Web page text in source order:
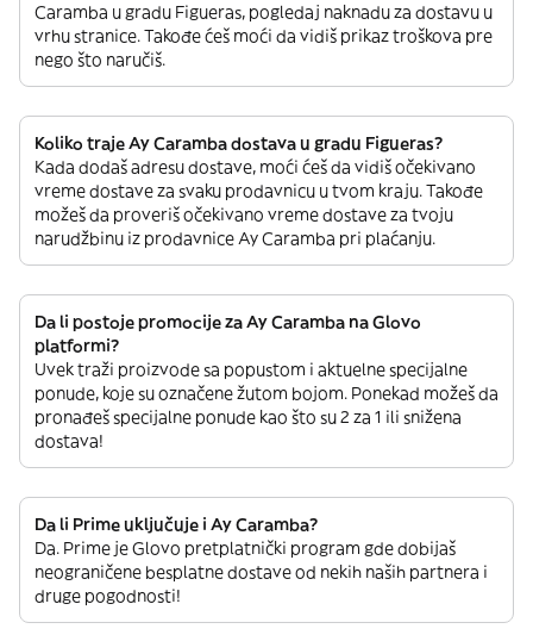
Caramba u gradu Figueras, pogledaj naknadu za dostavu u
vrhu stranice. Takođe ćeš moći da vidiš prikaz troškova pre
nego što naručiš.
Koliko traje Ay Caramba dostava u gradu Figueras?
Kada dodaš adresu dostave, moći ćeš da vidiš očekivano
vreme dostave za svaku prodavnicu u tvom kraju. Takođe
možeš da proveriš očekivano vreme dostave za tvoju
narudžbinu iz prodavnice Ay Caramba pri plaćanju.
Da li postoje promocije za Ay Caramba na Glovo
platformi?
Uvek traži proizvode sa popustom i aktuelne specijalne
ponude, koje su označene žutom bojom. Ponekad možeš da
pronađeš specijalne ponude kao što su 2 za 1 ili snižena
dostava!
Da li Prime uključuje i Ay Caramba?
Da. Prime je Glovo pretplatnički program gde dobijaš
neograničene besplatne dostave od nekih naših partnera i
druge pogodnosti!